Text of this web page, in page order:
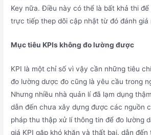
Key nữa. Điều này có thể là bất khả thi
trực tiếp thep dõi cập nhật từ đó đánh giá
Mục tiêu KPIs không đo lường được
KPI là một chỉ số vì vậy cần những tiêu
đo lường dược đo cũng là yêu cầu trong
Nhưng nhiều nhà quản lí đã lạm dụng
dẫn đến chưa xây dựng được các nguồn
pháp thu thập xử lí thông tin để đo lường
giá KPI gặp khó khăn và thất bại. dẫn